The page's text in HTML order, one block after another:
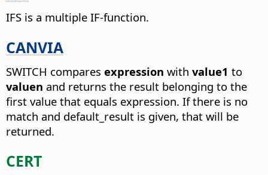
IFS is a multiple IF-function.
CANVIA
SWITCH compares expression with value1 to
valuen and returns the result belonging to the
first value that equals expression. If there is no
match and default_result is given, that will be
returned.
CERT